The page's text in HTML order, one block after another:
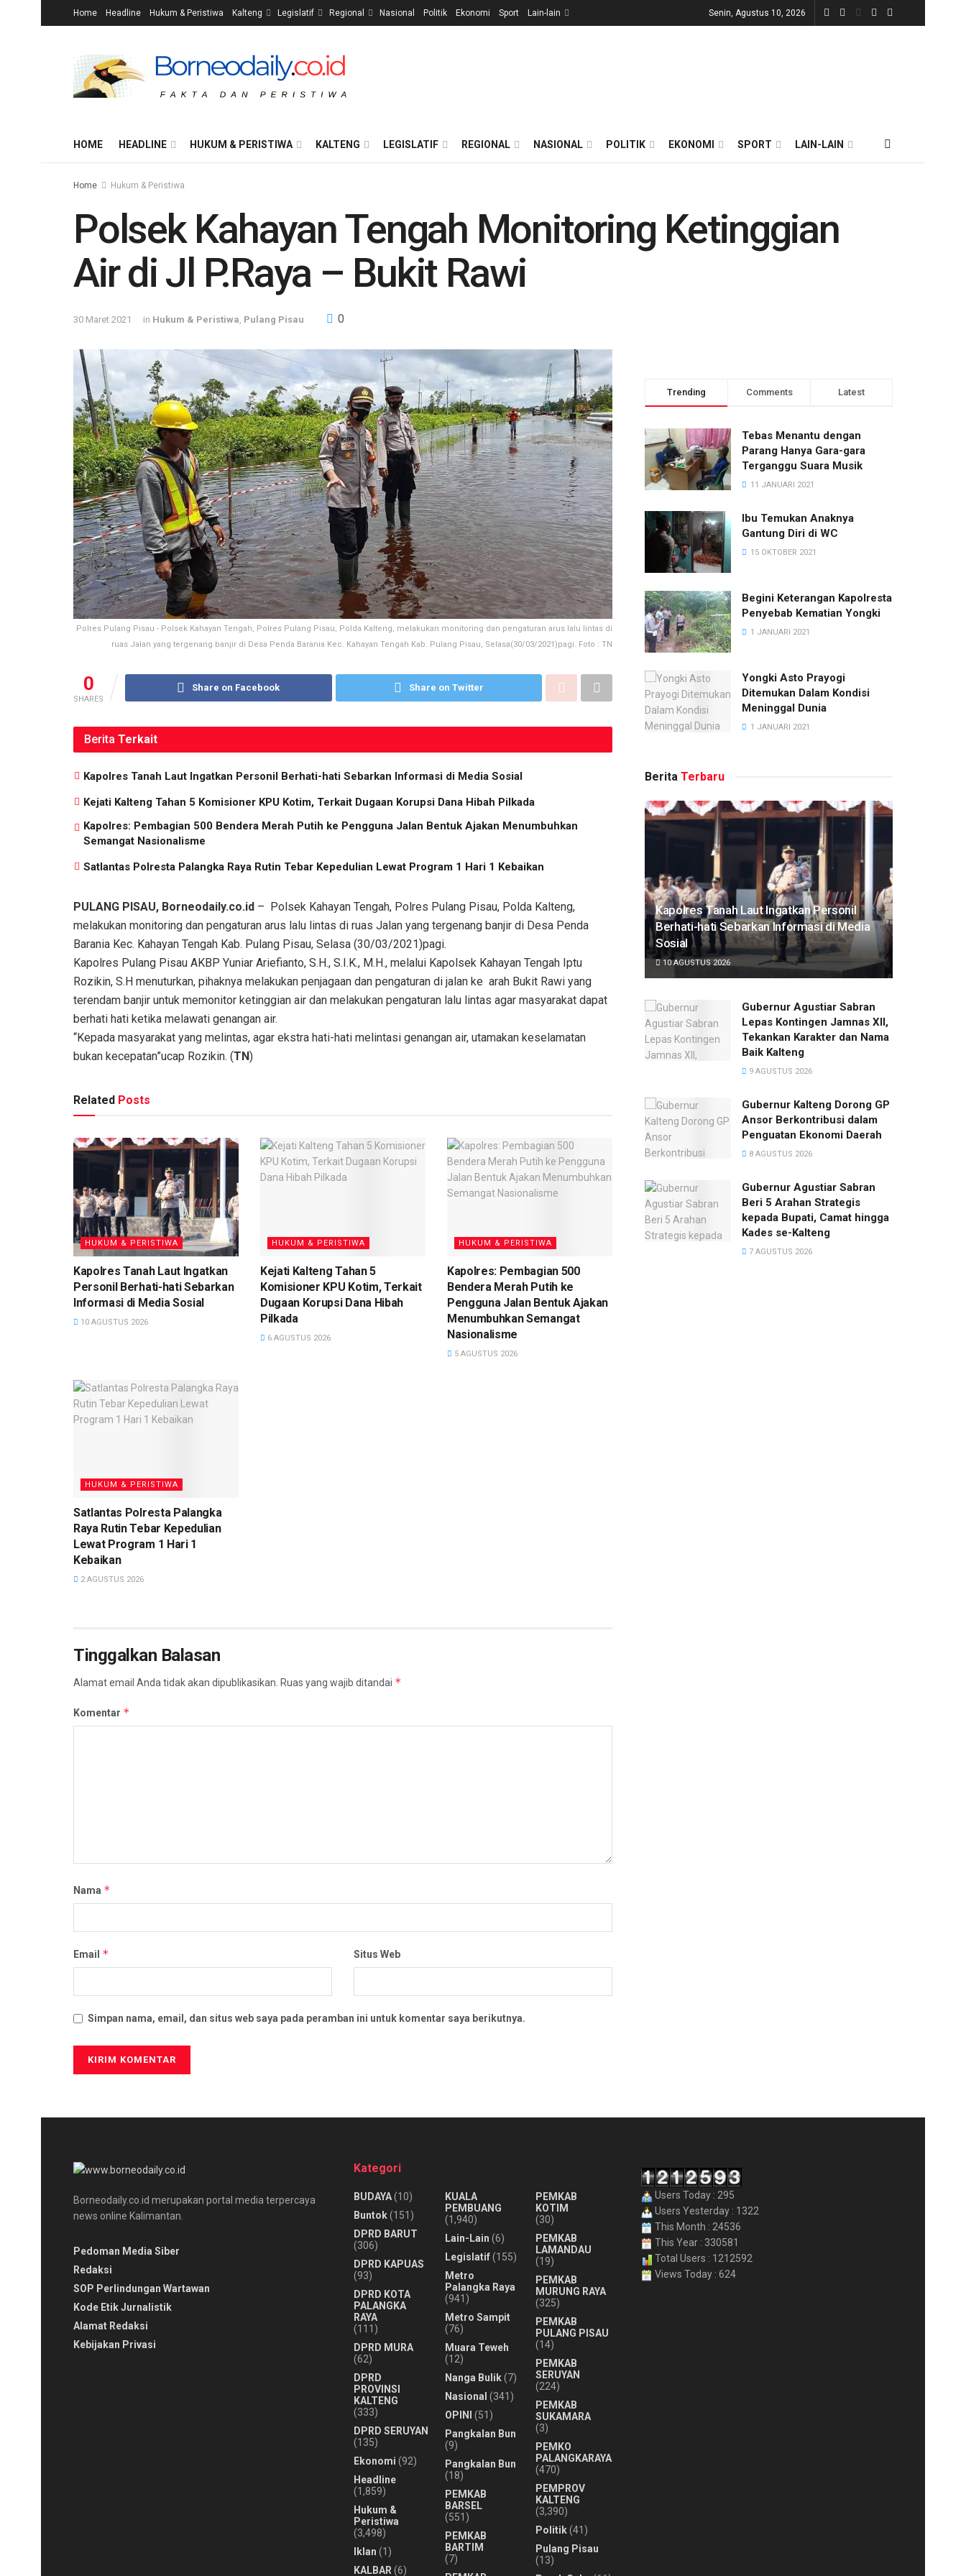
Home Headline Hukum & Peristiwa Kalteng Legislatif Regional Nasional Politik Ekonomi Sport Lain-lain Senin, Agustus 10, 2026
HOME HEADLINE HUKUM & PERISTIWA KALTENG LEGISLATIF REGIONAL NASIONAL POLITIK EKONOMI SPORT LAIN-LAIN
Home Hukum & Peristiwa
Polsek Kahayan Tengah Monitoring Ketinggian
Air di Jl P.Raya – Bukit Rawi
30 Maret 2021 in Hukum & Peristiwa, Pulang Pisau 0
Polres Pulang Pisau - Polsek Kahayan Tengah, Polres Pulang Pisau, Polda Kalteng, melakukan monitoring dan pengaturan arus lalu lintas di
ruas Jalan yang tergenang banjir di Desa Penda Barania Kec. Kahayan Tengah Kab. Pulang Pisau, Selasa(30/03/2021)pagi. Foto : TN
0
SHARES
Share on Facebook Share on Twitter
Berita Terkait
Kapolres Tanah Laut Ingatkan Personil Berhati-hati Sebarkan Informasi di Media Sosial
Kejati Kalteng Tahan 5 Komisioner KPU Kotim, Terkait Dugaan Korupsi Dana Hibah Pilkada
Kapolres: Pembagian 500 Bendera Merah Putih ke Pengguna Jalan Bentuk Ajakan Menumbuhkan
Semangat Nasionalisme
Satlantas Polresta Palangka Raya Rutin Tebar Kepedulian Lewat Program 1 Hari 1 Kebaikan
PULANG PISAU, Borneodaily.co.id – Polsek Kahayan Tengah, Polres Pulang Pisau, Polda Kalteng,
melakukan monitoring dan pengaturan arus lalu lintas di ruas Jalan yang tergenang banjir di Desa Penda
Barania Kec. Kahayan Tengah Kab. Pulang Pisau, Selasa (30/03/2021)pagi.
Kapolres Pulang Pisau AKBP Yuniar Ariefianto, S.H., S.I.K., M.H., melalui Kapolsek Kahayan Tengah Iptu
Rozikin, S.H menuturkan, pihaknya melakukan penjagaan dan pengaturan di jalan ke arah Bukit Rawi yang
terendam banjir untuk memonitor ketinggian air dan melakukan pengaturan lalu lintas agar masyarakat dapat
berhati hati ketika melawati genangan air.
“Kepada masyarakat yang melintas, agar ekstra hati-hati melintasi genangan air, utamakan keselamatan
bukan kecepatan”ucap Rozikin. (TN)
Related Posts
HUKUM & PERISTIWA
Kapolres Tanah Laut Ingatkan
Personil Berhati-hati Sebarkan
Informasi di Media Sosial
10 AGUSTUS 2026
HUKUM & PERISTIWA
Kejati Kalteng Tahan 5
Komisioner KPU Kotim, Terkait
Dugaan Korupsi Dana Hibah
Pilkada
6 AGUSTUS 2026
HUKUM & PERISTIWA
Kapolres: Pembagian 500
Bendera Merah Putih ke
Pengguna Jalan Bentuk Ajakan
Menumbuhkan Semangat
Nasionalisme
5 AGUSTUS 2026
HUKUM & PERISTIWA
Satlantas Polresta Palangka
Raya Rutin Tebar Kepedulian
Lewat Program 1 Hari 1
Kebaikan
2 AGUSTUS 2026
Tinggalkan Balasan
Alamat email Anda tidak akan dipublikasikan. Ruas yang wajib ditandai *
Komentar *
Nama *
Email * Situs Web
Simpan nama, email, dan situs web saya pada peramban ini untuk komentar saya berikutnya.
Trending Comments Latest
Tebas Menantu dengan
Parang Hanya Gara-gara
Terganggu Suara Musik
11 JANUARI 2021
Ibu Temukan Anaknya
Gantung Diri di WC
15 OKTOBER 2021
Begini Keterangan Kapolresta
Penyebab Kematian Yongki
1 JANUARI 2021
Yongki Asto Prayogi
Ditemukan Dalam Kondisi
Meninggal Dunia
1 JANUARI 2021
Berita Terbaru
Kapolres Tanah Laut Ingatkan Personil
Berhati-hati Sebarkan Informasi di Media
Sosial
10 AGUSTUS 2026
Gubernur Agustiar Sabran
Lepas Kontingen Jamnas XII,
Tekankan Karakter dan Nama
Baik Kalteng
9 AGUSTUS 2026
Gubernur Kalteng Dorong GP
Ansor Berkontribusi dalam
Penguatan Ekonomi Daerah
8 AGUSTUS 2026
Gubernur Agustiar Sabran
Beri 5 Arahan Strategis
kepada Bupati, Camat hingga
Kades se-Kalteng
7 AGUSTUS 2026
Borneodaily.co.id merupakan portal media terpercaya
news online Kalimantan.
Pedoman Media Siber
Redaksi
SOP Perlindungan Wartawan
Kode Etik Jurnalistik
Alamat Redaksi
Kebijakan Privasi
Kategori
BUDAYA(10)
Buntok(151)
DPRD BARUT
(306)
DPRD KAPUAS
(93)
DPRD KOTA
PALANGKA
RAYA
(111)
DPRD MURA
(62)
DPRD
PROVINSI
KALTENG
(333)
DPRD SERUYAN
(135)
Ekonomi (92)
Headline
(1,859)
Hukum &
Peristiwa
(3,498)
Iklan (1)
KALBAR(6)
KUALA
PEMBUANG
(1,940)
Lain-Lain (6)
Legislatif(155)
Metro
Palangka Raya
(941)
Metro Sampit
(76)
Muara Teweh
(12)
Nanga Bulik(7)
Nasional (341)
OPINI
(51)
Pangkalan Bun
(9)
Pangkalan Bun
(18)
PEMKAB
BARSEL
(551)
PEMKAB
BARTIM
(7)
PEMKAB
KOTIM
(30)
PEMKAB
LAMANDAU
(19)
PEMKAB
MURUNG RAYA
(325)
PEMKAB
PULANG PISAU
(14)
PEMKAB
SERUYAN
(224)
PEMKAB
SUKAMARA
(3)
PEMKO
PALANGKARAYA
(470)
PEMPROV
KALTENG
(3,390)
Politik(41)
Pulang Pisau
(13)
Users Today : 295
Users Yesterday : 1322
This Month : 24536
This Year : 330581
Total Users : 1212592
Views Today : 624